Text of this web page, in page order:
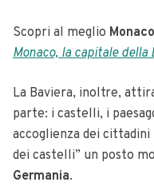
Scopri al meglio Monaco
Monaco, la capitale della
La Baviera, inoltre,
parte: i castelli, i
accoglienza dei
dei castelli” un posto
Germania.